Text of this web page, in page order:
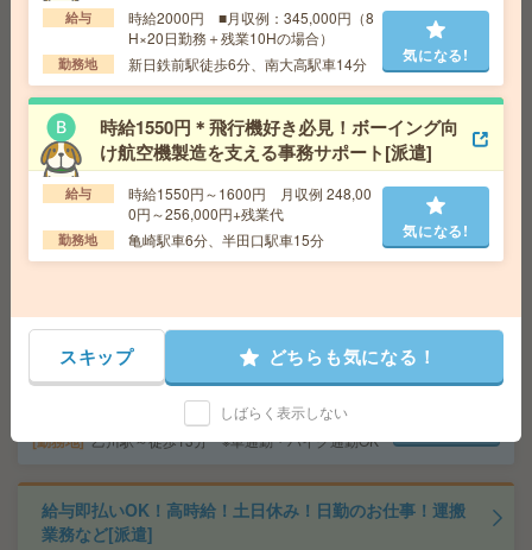
交通費 交通費支給あり
愛知県名古屋市中区 中央本線（東海） 金山
（愛知）駅徒歩6分
気になる!
給与即払いOK！高時給！土日休み！粉類の袋詰め作業[派
遣]
給 与 時給1500円 【月収例】240000円以上
交通費支給有り
勤務地 朝倉駅～車5分 ※車通勤・バイク通勤OK
気になる!
高時給！車通勤OK！平日休み！検査・箱詰め・運搬[派
給 与 時給1500円 【月収例】228000円以上
勤務地 乙川駅～徒歩13分 ※車通勤・バイク通勤OK
給与即払いOK！高時給！土日休み！日勤のお仕事！運搬
業務など[派遣]
給与
時給2000円 ■月収例：345,000円（8
H×20日勤務＋残業10Hの場合）
勤務地 新日鉄前駅徒歩6分、南大高駅車14分 気になる!
時給1550円＊飛行機好き必見！ボーイング向
け航空機製造を支える事務サポート[派遣]
給与
時給1550円～1600円 月収例 248,00
0円～256,000円+残業代
勤務地 亀崎駅車6分、半田口駅車15分 気になる!
スキップ どちらも気になる！
しばらく表示しない